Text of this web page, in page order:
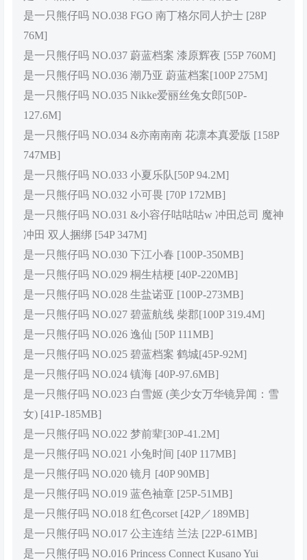
是一只熊仔吗 NO.038 FGO 南丁格尔同人护士 [28P
76M]
是一只熊仔吗 NO.037 蔚蓝档案 漆原辉夜 [55P 760M]
是一只熊仔吗 NO.036 潮乃亚 蔚蓝档案[100P 275M]
是一只熊仔吗 NO.035 Nikke爱丽丝兔女郎[50P-
127.6M]
是一只熊仔吗 NO.034 &亦南南南 花凛本真爱版 [158P
747MB]
是一只熊仔吗 NO.033 小夏乐队[50P 94.2M]
是一只熊仔吗 NO.032 小可畏 [70P 172MB]
是一只熊仔吗 NO.031 &小容仔咕咕咕w 冲田总司 魔神
冲田 双人捆绑 [54P 347M]
是一只熊仔吗 NO.030 下江小春 [100P-350MB]
是一只熊仔吗 NO.029 桐生桔梗 [40P-220MB]
是一只熊仔吗 NO.028 生盐诺亚 [100P-273MB]
是一只熊仔吗 NO.027 碧蓝航线 柴郡[100P 319.4M]
是一只熊仔吗 NO.026 逸仙 [50P 111MB]
是一只熊仔吗 NO.025 碧蓝档案 鹤城[45P-92M]
是一只熊仔吗 NO.024 镇海 [40P-97.6MB]
是一只熊仔吗 NO.023 白雪姬 (美少女万华镜异闻：雪
女) [41P-185MB]
是一只熊仔吗 NO.022 梦前辈[30P-41.2M]
是一只熊仔吗 NO.021 小兔时间 [40P 117MB]
是一只熊仔吗 NO.020 镜月 [40P 90MB]
是一只熊仔吗 NO.019 蓝色袖章 [25P-51MB]
是一只熊仔吗 NO.018 红色corset [42P／189MB]
是一只熊仔吗 NO.017 公主连结 兰法 [22P-61MB]
是一只熊仔吗 NO.016 Princess Connect Kusano Yui